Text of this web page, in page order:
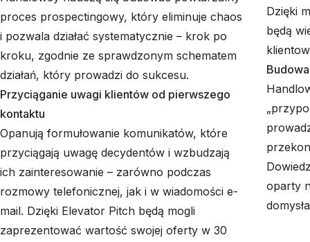
proces prospectingowy, który eliminuje chaos
i pozwala działać systematycznie – krok po
kroku, zgodnie ze sprawdzonym schematem
działań, który prowadzi do sukcesu.
Przyciąganie uwagi klientów od pierwszego
kontaktu
Opanują formułowanie komunikatów, które
przyciągają uwagę decydentów i wzbudzają
ich zainteresowanie – zarówno podczas
rozmowy telefonicznej, jak i w wiadomości e-
mail. Dzięki Elevator Pitch będą mogli
zaprezentować wartość swojej oferty w 30
Dzięki
będą
oparty